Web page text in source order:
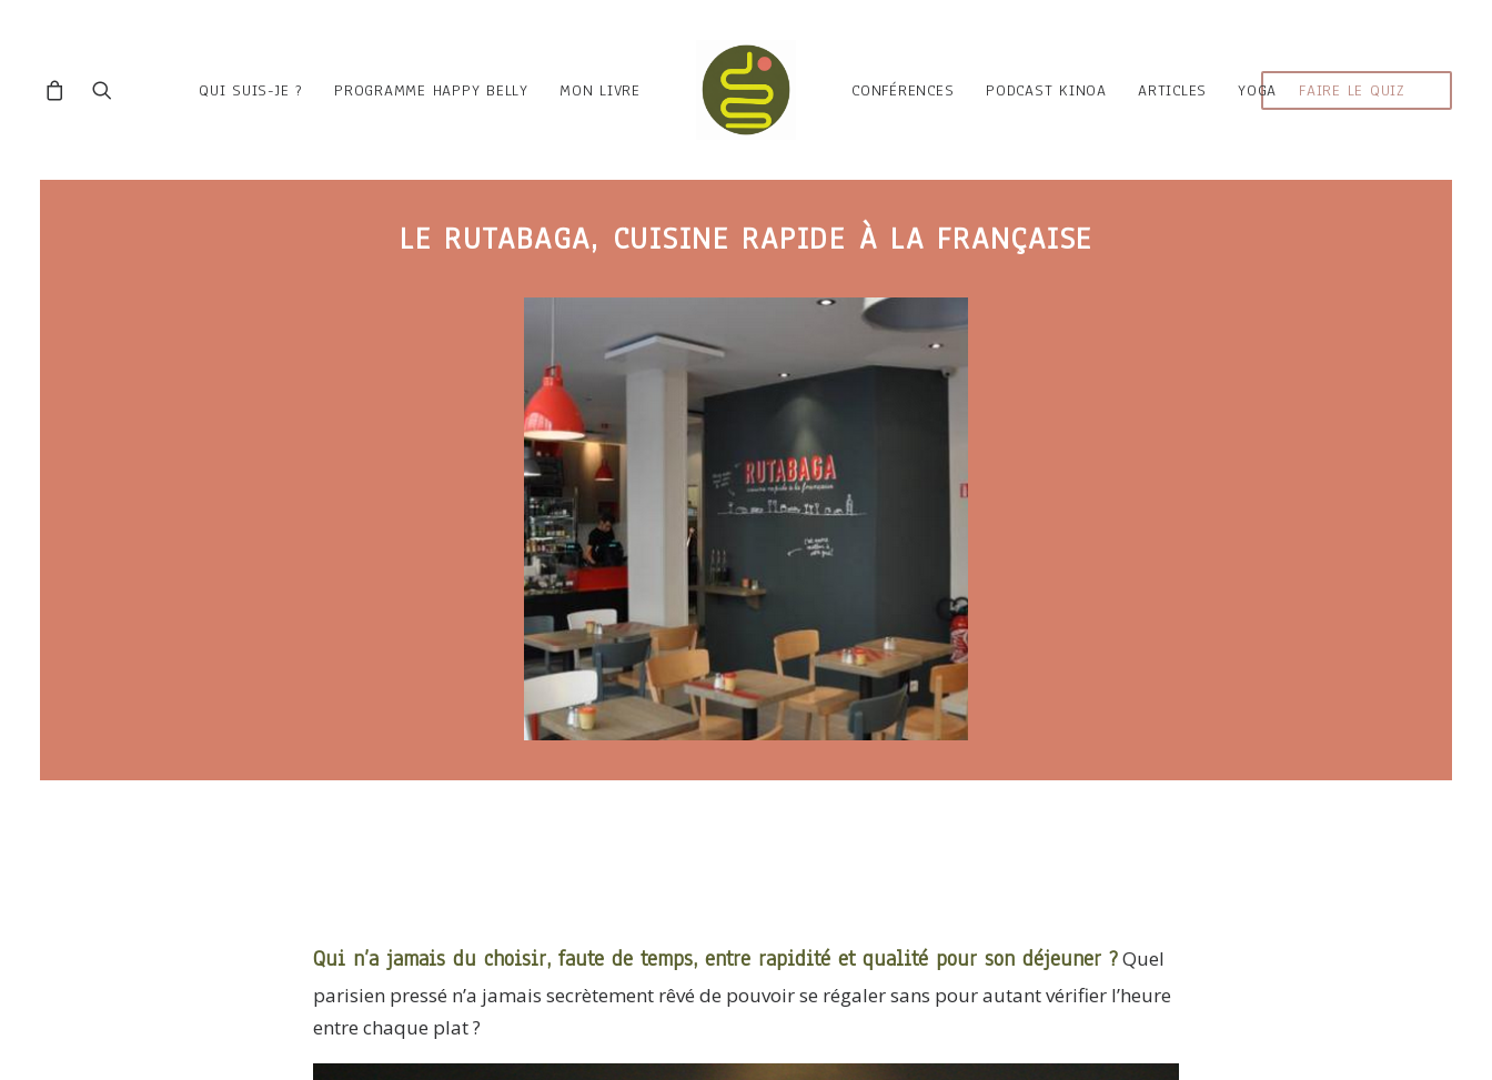
FAIRE LE QUIZ
QUI SUIS-JE ? PROGRAMME HAPPY BELLY MON LIVRE CONFÉRENCES PODCAST KINOA ARTICLES YOGA
LE RUTABAGA, CUISINE RAPIDE À LA FRANÇAISE
Qui n’a jamais du choisir, faute de temps, entre rapidité et qualité pour son déjeuner ?Quel
parisien pressé n’a jamais secrètement rêvé de pouvoir se régaler sans pour autant vérifier l’heure
entre chaque plat ?